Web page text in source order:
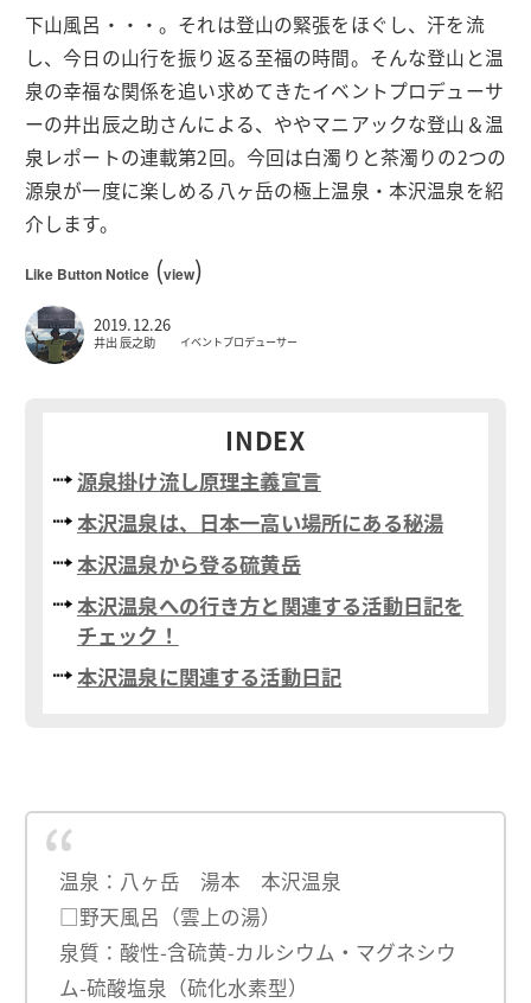
下山風呂・・・。それは登山の緊張をほぐし、汗を流
し、今日の山行を振り返る至福の時間。そんな登山と温
泉の幸福な関係を追い求めてきたイベントプロデューサ
ーの井出辰之助さんによる、ややマニアックな登山＆温
泉レポートの連載第2回。今回は白濁りと茶濁りの2つの
源泉が一度に楽しめる八ヶ岳の極上温泉・本沢温泉を紹
介します。
Like Button Notice(view)
2019.12.26
井出 辰之助 イベントプロデューサー
INDEX
源泉掛け流し原理主義宣言
本沢温泉は、日本一高い場所にある秘湯
本沢温泉から登る硫黄岳
本沢温泉への行き方と関連する活動日記を
チェック！
本沢温泉に関連する活動日記
温泉：八ヶ岳 湯本 本沢温泉
□野天風呂（雲上の湯）
泉質：酸性-含硫黄-カルシウム・マグネシウ
ム-硫酸塩泉（硫化水素型）